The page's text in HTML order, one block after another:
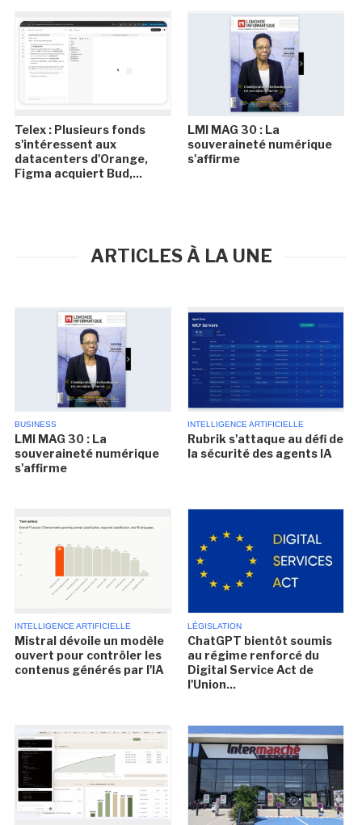
Telex : Plusieurs fonds
s'intéressent aux
datacenters d'Orange,
Figma acquiert Bud,...
LMI MAG 30 : La
souveraineté numérique
s'affirme
ARTICLES À LA UNE
BUSINESS
LMI MAG 30 : La
souveraineté numérique
s'affirme
INTELLIGENCE ARTIFICIELLE
Rubrik s'attaque au défi de
la sécurité des agents IA
INTELLIGENCE ARTIFICIELLE
Mistral dévoile un modèle
ouvert pour contrôler les
contenus générés par l'IA
LÉGISLATION
ChatGPT bientôt soumis
au régime renforcé du
Digital Service Act de
l'Union...